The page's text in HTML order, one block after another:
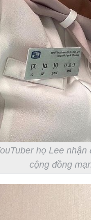
họ Lee
cộng đồng